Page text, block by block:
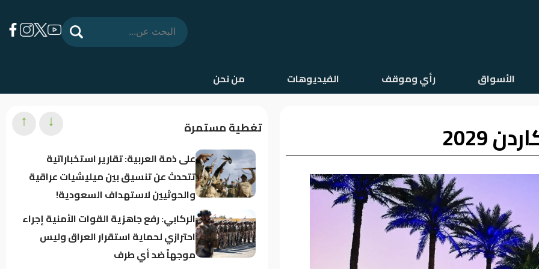
الأسواق رأي وموقف الفيديوهات من نحن
تغطية مستمرة
على ذمة العربية: تقارير استخباراتية
تتحدث عن تنسيق بين ميليشيات عراقية
والحوثيين لاستهداف السعودية!
الركابي: رفع جاهزية القوات الأمنية إجراء
احترازي لحماية استقرار العراق وليس
موجهاً ضد أي طرف
↓
↑